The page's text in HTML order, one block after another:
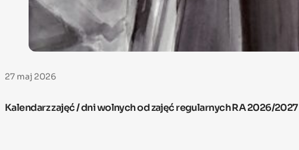
27 maj 2026
Kalendarz zajęć / dni wolnych od zajęć regularnych RA 2026/2027